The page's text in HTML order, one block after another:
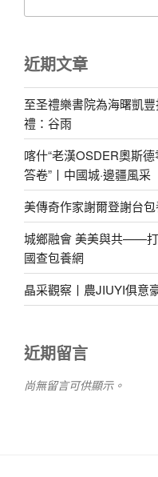
近期文章
至圣禮樂書院為海曙凱
禮：谷雨
喀什“老漢OSDER奧斯
答卷”丨中國城·邊疆風采
美傳奇作家謝爾登謝台
城鄉融會 美美與共——打
國查包養網
晶采觀察丨農JIUYI俱意
近期留言
尚無留言可供顯示。